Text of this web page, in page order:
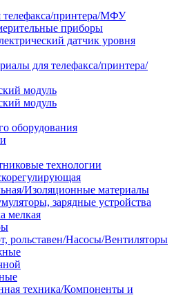
телефакса/принтера/МФУ
приборы
датчик уровня
для телефакса/принтера/
модуль
модуль
оборудования
технологии
Изоляционные материалы
зарядные устройства
мелкая
рольставен/Насосы/Вентиляторы
техника/Компоненты и